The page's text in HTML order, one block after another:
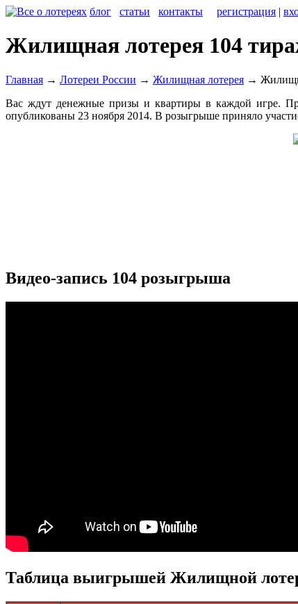
блог статьи контакты регистрация |
Жилищная лотерея 104
Главная → Лотереи России → Жилищная лотерея →
Вас ждут денежные призы и квартиры в каждой игре.
опубликованы 23 ноября 2014. В розыгрыше приняло
Видео-запись 104 розыгрыша
Таблица выигрышей Жилищной